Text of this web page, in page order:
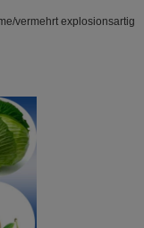
vermehrt explosionsartig